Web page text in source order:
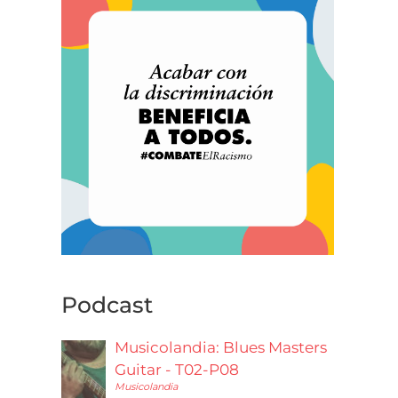
Podcast
Musicolandia: Blues Masters
Guitar - T02-P08
Musicolandia